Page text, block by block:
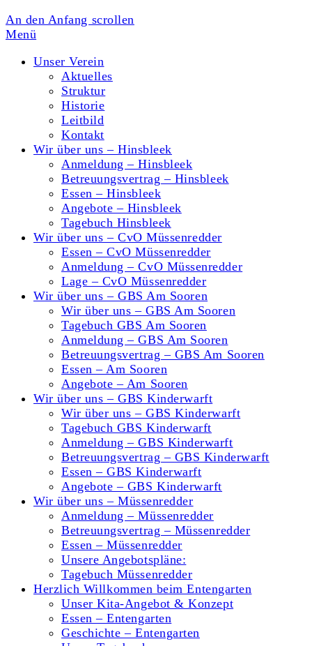
An den Anfang scrollen
Menü
Unser Verein
Aktuelles
Struktur
Historie
Leitbild
Kontakt
Wir über uns – Hinsbleek
Anmeldung – Hinsbleek
Betreuungsvertrag – Hinsbleek
Essen – Hinsbleek
Angebote – Hinsbleek
Tagebuch Hinsbleek
Wir über uns – CvO Müssenredder
Essen – CvO Müssenredder
Anmeldung – CvO Müssenredder
Lage – CvO Müssenredder
Wir über uns – GBS Am Sooren
Wir über uns – GBS Am Sooren
Tagebuch GBS Am Sooren
Anmeldung – GBS Am Sooren
Betreuungsvertrag – GBS Am Sooren
Essen – Am Sooren
Angebote – Am Sooren
Wir über uns – GBS Kinderwarft
Wir über uns – GBS Kinderwarft
Tagebuch GBS Kinderwarft
Anmeldung – GBS Kinderwarft
Betreuungsvertrag – GBS Kinderwarft
Essen – GBS Kinderwarft
Angebote – GBS Kinderwarft
Wir über uns – Müssenredder
Anmeldung – Müssenredder
Betreuungsvertrag – Müssenredder
Essen – Müssenredder
Unsere Angebotspläne:
Tagebuch Müssenredder
Herzlich Willkommen beim Entengarten
Unser Kita-Angebot & Konzept
Essen – Entengarten
Geschichte – Entengarten